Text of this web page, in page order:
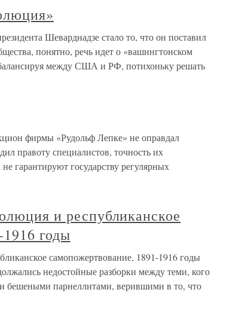
Шеварднадзе стало то, что он поставил
понятно, речь идет о «вашингтонском
между США и РФ, потихоньку решать
фирмы «Рудольф Лепке» не оправдал
правоту специалистов, точность их
гарантируют государству регулярных
и республиканское
годы
самопожертвование, 1891-1916 годы
недостойные разборки между теми, кого
и бешеными парнеллитами, верившими в то, что